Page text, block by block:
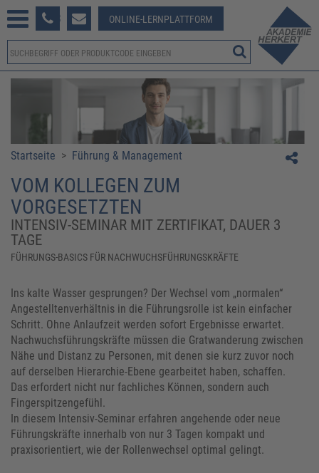
381-123 ONLINE-LERNPLATTFORM
Startseite > Führung & Management
VOM KOLLEGEN ZUM
VORGESETZTEN
INTENSIV-SEMINAR MIT ZERTIFIKAT, DAUER 3
TAGE
FÜHRUNGS-BASICS FÜR NACHWUCHSFÜHRUNGSKRÄFTE
Ins kalte Wasser gesprungen? Der Wechsel vom „normalen“
Angestelltenverhältnis in die Führungsrolle ist kein einfacher
Schritt. Ohne Anlaufzeit werden sofort Ergebnisse erwartet.
Nachwuchsführungskräfte müssen die Gratwanderung zwischen
Nähe und Distanz zu Personen, mit denen sie kurz zuvor noch
auf derselben Hierarchie-Ebene gearbeitet haben, schaffen.
Das erfordert nicht nur fachliches Können, sondern auch
Fingerspitzengefühl.
In diesem Intensiv-Seminar erfahren angehende oder neue
Führungskräfte innerhalb von nur 3 Tagen kompakt und
praxisorientiert, wie der Rollenwechsel optimal gelingt.